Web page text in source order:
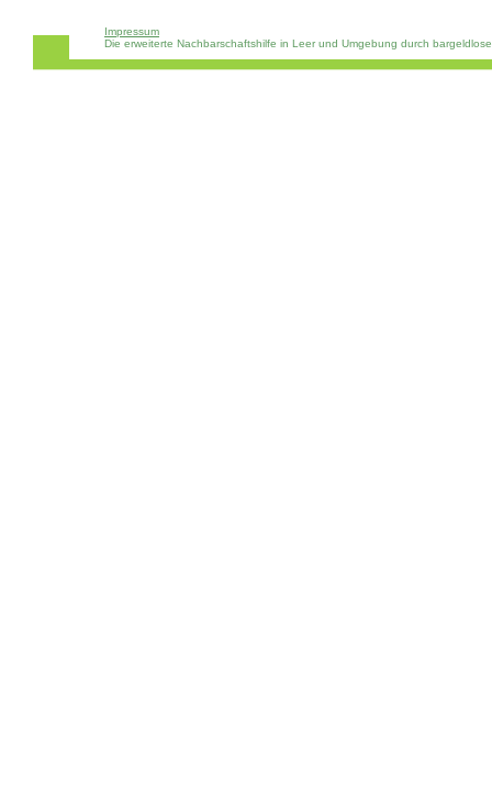
Impressum
Die erweiterte Nachbarschaftshilfe in Leer und Umgebung durch